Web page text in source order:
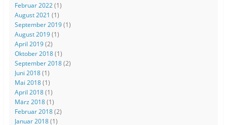
Februar 2022(1)
August 2021 (1)
September 2019(1)
August 2019(1)
April 2019(2)
Oktober 2018(1)
September 2018(2)
Juni 2018(1)
Mai 2018(1)
April 2018(1)
März 2018(1)
Februar 2018(2)
Januar 2018(1)